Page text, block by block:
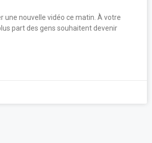
une nouvelle vidéo ce matin. À votre
part des gens souhaitent devenir